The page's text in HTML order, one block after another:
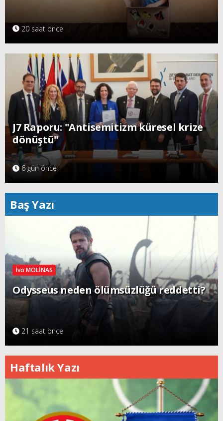
20 saat önce
J7 Raporu: "Antisemitizm küresel krize
dönüştü"
6 gün önce
Baş Yazı
İvo MOLİNAS
Odysseus neden ölümsüzlüğü reddetti?
21 saat önce
Haftalık Yazı